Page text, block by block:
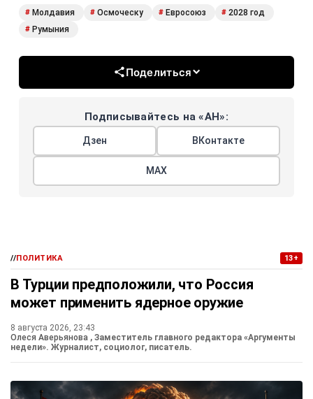
# Молдавия # Осмоческу # Евросоюз # 2028 год
# Румыния
Поделиться
Подписывайтесь на «АН»:
Дзен ВКонтакте
МАХ
//ПОЛИТИКА 13+
В Турции предположили, что Россия
может применить ядерное оружие
8 августа 2026, 23:43
Олеся Аверьянова , Заместитель главного редактора «Аргументы
недели». Журналист, социолог, писатель.